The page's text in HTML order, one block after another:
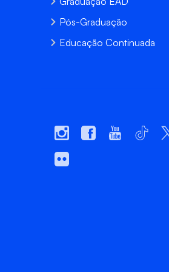
Pós-Graduação
Educação Continuada